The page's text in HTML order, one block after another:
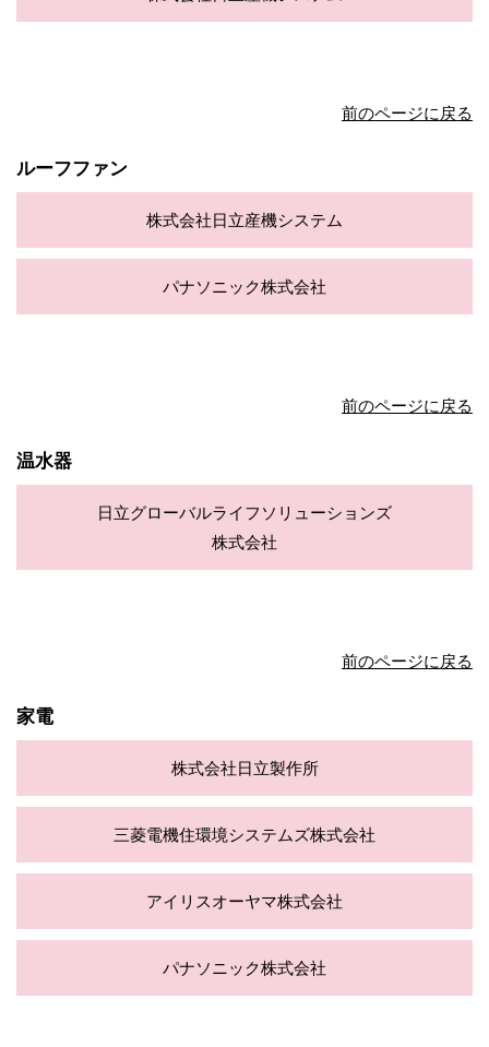
前のページに戻る
ルーフファン
株式会社日立産機システム
パナソニック株式会社
前のページに戻る
温水器
日立グローバルライフソリューションズ
株式会社
前のページに戻る
家電
株式会社日立製作所
三菱電機住環境システムズ株式会社
アイリスオーヤマ株式会社
パナソニック株式会社